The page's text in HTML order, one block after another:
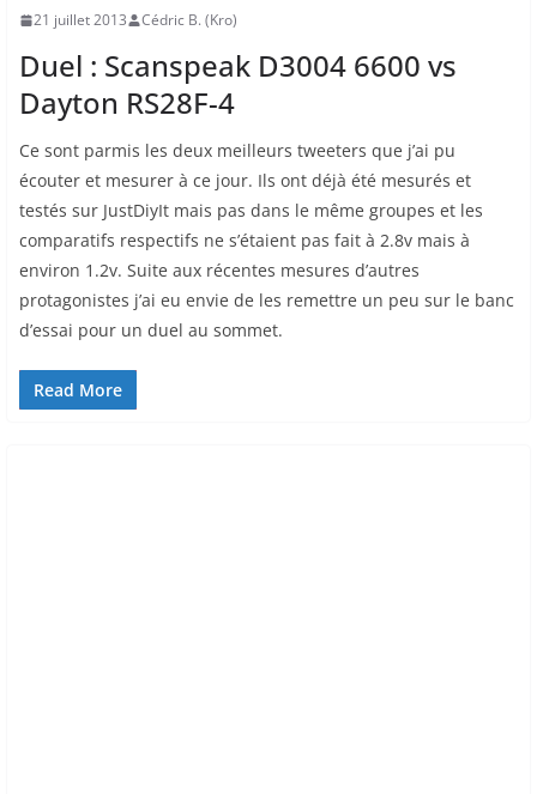
21 juillet 2013 Cédric B. (Kro)
Duel : Scanspeak D3004 6600 vs
Dayton RS28F-4
Ce sont parmis les deux meilleurs tweeters que j’ai pu
écouter et mesurer à ce jour. Ils ont déjà été mesurés et
testés sur JustDiyIt mais pas dans le même groupes et les
comparatifs respectifs ne s’étaient pas fait à 2.8v mais à
environ 1.2v. Suite aux récentes mesures d’autres
protagonistes j’ai eu envie de les remettre un peu sur le banc
d’essai pour un duel au sommet.
Read More